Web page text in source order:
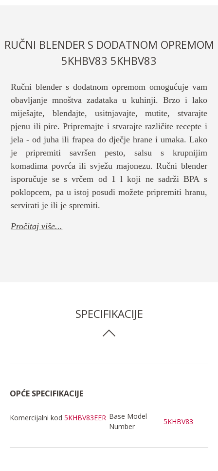
RUČNI BLENDER S DODATNOM OPREMOM
5KHBV83 5KHBV83
Ručni blender s dodatnom opremom omogućuje vam
obavljanje mnoštva zadataka u kuhinji. Brzo i lako
miješajte, blendajte, usitnjavajte, mutite, stvarajte
pjenu ili pire. Pripremajte i stvarajte različite recepte i
jela - od juha ili frapea do dječje hrane i umaka. Lako
je pripremiti savršen pesto, salsu s krupnijim
komadima povrća ili svježu majonezu. Ručni blender
isporučuje se s vrčem od 1 l koji ne sadrži BPA s
poklopcem, pa u istoj posudi možete pripremiti hranu,
servirati je ili je spremiti.
Pročitaj više...
SPECIFIKACIJE
OPĆE SPECIFIKACIJE
Komercijalni kod 5KHBV83EER Base Model
Number
5KHBV83